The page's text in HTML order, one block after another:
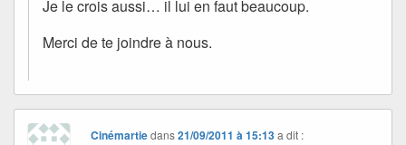
Je le crois aussi… il lui en faut beaucoup.
Merci de te joindre à nous.
Cinémartiedans21/09/2011 à 15:13 a dit :